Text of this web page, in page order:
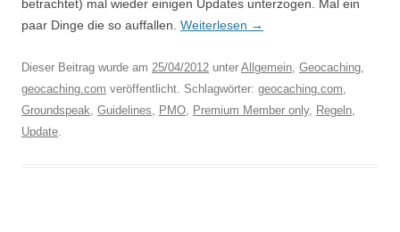
betrachtet) mal wieder einigen Updates unterzogen. Mal ein
paar Dinge die so auffallen. Weiterlesen →
Dieser Beitrag wurde am 25/04/2012 unter Allgemein, Geocaching,
geocaching.com veröffentlicht. Schlagwörter: geocaching.com,
Groundspeak, Guidelines, PMO, Premium Member only, Regeln,
Update.